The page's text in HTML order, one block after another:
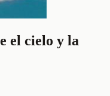
el cielo y la